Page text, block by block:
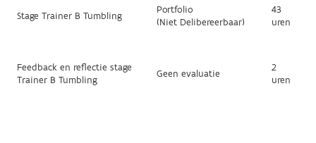
Stage Trainer B Tumbling
Portfolio
(Niet Delibereerbaar)
43
uren
Feedback en reflectie stage
Trainer B Tumbling
Geen evaluatie
2
uren